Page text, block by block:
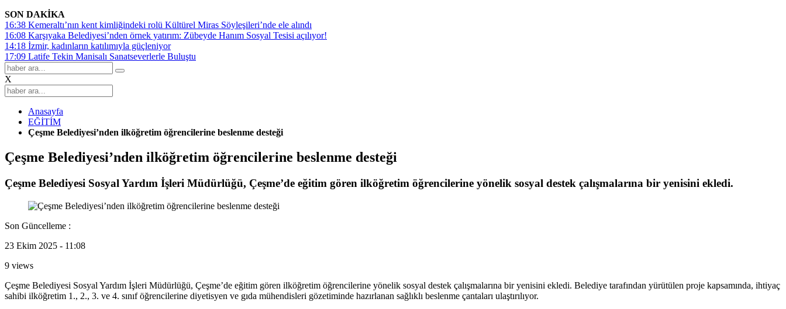
SON DAKİKA
16:38 Kemeraltı’nın kent kimliğindeki rolü Kültürel Miras Söyleşileri’nde ele alındı
16:08 Karşıyaka Belediyesi’nden örnek yatırım: Zübeyde Hanım Sosyal Tesisi açılıyor!
14:18 İzmir, kadınların katılımıyla güçleniyor
17:09 Latife Tekin Manisalı Sanatseverlerle Buluştu
X
Anasayfa
EĞİTİM
Çeşme Belediyesi’nden ilköğretim öğrencilerine beslenme desteği
Çeşme Belediyesi’nden ilköğretim öğrencilerine beslenme desteği
Çeşme Belediyesi Sosyal Yardım İşleri Müdürlüğü, Çeşme’de eğitim gören ilköğretim öğrencilerine yönelik sosyal destek çalışmalarına bir yenisini ekledi.
Son Güncelleme :
23 Ekim 2025 - 11:08
9 views
Çeşme Belediyesi Sosyal Yardım İşleri Müdürlüğü, Çeşme’de eğitim gören ilköğretim öğrencilerine yönelik sosyal destek çalışmalarına bir yenisini ekledi. Belediye tarafından yürütülen proje kapsamında, ihtiyaç
sahibi ilköğretim 1., 2., 3. ve 4. sınıf öğrencilerine diyetisyen ve gıda mühendisleri gözetiminde hazırlanan sağlıklı beslenme çantaları ulaştırılıyor.